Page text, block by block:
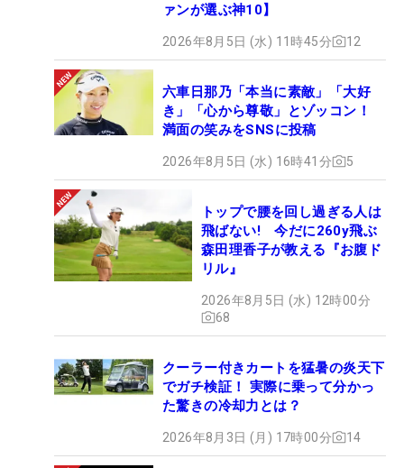
ァンが選ぶ神10】
2026年8月5日 (水) 11時45分 12
六車日那乃「本当に素敵」「大好
き」「心から尊敬」とゾッコン！
満面の笑みをSNSに投稿
2026年8月5日 (水) 16時41分 5
トップで腰を回し過ぎる人は
飛ばない! 今だに260y飛ぶ
森田理香子が教える『お腹ド
リル』
2026年8月5日 (水) 12時00分
68
クーラー付きカートを猛暑の炎天下
でガチ検証！ 実際に乗って分かっ
た驚きの冷却力とは？
2026年8月3日 (月) 17時00分 14